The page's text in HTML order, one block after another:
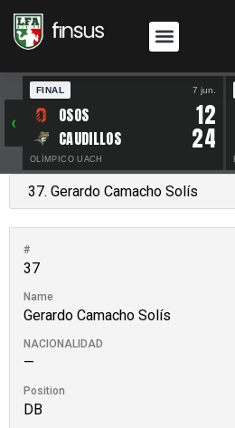
‹
FINAL 7 jun.
OSOS 12
CAUDILLOS 24
OLÍMPICO UACH
#
37
Name
Gerardo Camacho Solís
NACIONALIDAD
—
Position
DB